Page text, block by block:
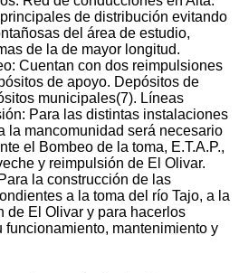
de distribución evitando
del área de estudio,
de la de mayor longitud.
Cuentan con dos reimpulsiones
de apoyo. Depósitos de
municipales(7). Líneas
Para las distintas instalaciones
la mancomunidad será necesario
el Bombeo de la toma, E.T.A.P.,
y reimpulsión de El Olivar.
la construcción de las
a la toma del río Tajo, a la
de El Olivar y para hacerlos
funcionamiento, mantenimiento y